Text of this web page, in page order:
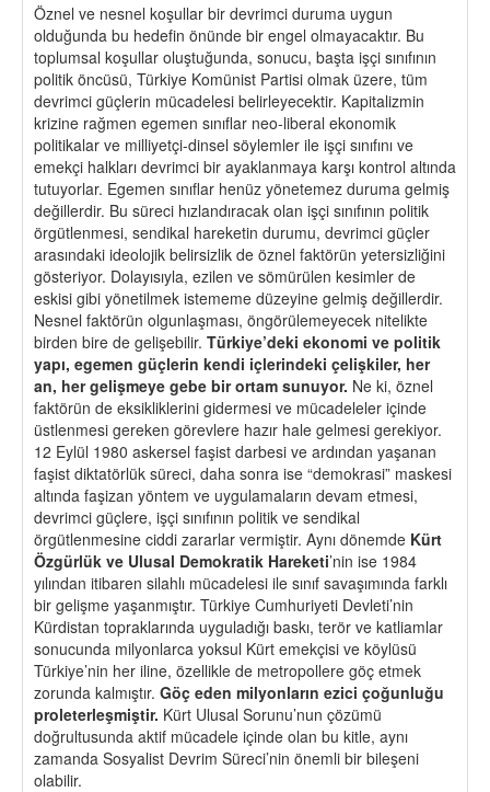
Öznel ve nesnel koşullar bir devrimci duruma uygun
olduğunda bu hedefin önünde bir engel olmayacaktır. Bu
toplumsal koşullar oluştuğunda, sonucu, başta işçi sınıfının
politik öncüsü, Türkiye Komünist Partisi olmak üzere, tüm
devrimci güçlerin mücadelesi belirleyecektir. Kapitalizmin
krizine rağmen egemen sınıflar neo-liberal ekonomik
politikalar ve milliyetçi-dinsel söylemler ile işçi sınıfını ve
emekçi halkları devrimci bir ayaklanmaya karşı kontrol altında
tutuyorlar. Egemen sınıflar henüz yönetemez duruma gelmiş
değillerdir. Bu süreci hızlandıracak olan işçi sınıfının politik
örgütlenmesi, sendikal hareketin durumu, devrimci güçler
arasındaki ideolojik belirsizlik de öznel faktörün yetersizliğini
gösteriyor. Dolayısıyla, ezilen ve sömürülen kesimler de
eskisi gibi yönetilmek istememe düzeyine gelmiş değillerdir.
Nesnel faktörün olgunlaşması, öngörülemeyecek nitelikte
birden bire de gelişebilir. Türkiye’deki ekonomi ve politik
yapı, egemen güçlerin kendi içlerindeki çelişkiler, her
an, her gelişmeye gebe bir ortam sunuyor. Ne ki, öznel
faktörün de eksikliklerini gidermesi ve mücadeleler içinde
üstlenmesi gereken görevlere hazır hale gelmesi gerekiyor.
12 Eylül 1980 askersel faşist darbesi ve ardından yaşanan
faşist diktatörlük süreci, daha sonra ise “demokrasi” maskesi
altında faşizan yöntem ve uygulamaların devam etmesi,
devrimci güçlere, işçi sınıfının politik ve sendikal
örgütlenmesine ciddi zararlar vermiştir. Aynı dönemde Kürt
Özgürlük ve Ulusal Demokratik Hareketi’nin ise 1984
yılından itibaren silahlı mücadelesi ile sınıf savaşımında farklı
bir gelişme yaşanmıştır. Türkiye Cumhuriyeti Devleti’nin
Kürdistan topraklarında uyguladığı baskı, terör ve katliamlar
sonucunda milyonlarca yoksul Kürt emekçisi ve köylüsü
Türkiye’nin her iline, özellikle de metropollere göç etmek
zorunda kalmıştır. Göç eden milyonların ezici çoğunluğu
proleterleşmiştir. Kürt Ulusal Sorunu’nun çözümü
doğrultusunda aktif mücadele içinde olan bu kitle, aynı
zamanda Sosyalist Devrim Süreci’nin önemli bir bileşeni
olabilir.